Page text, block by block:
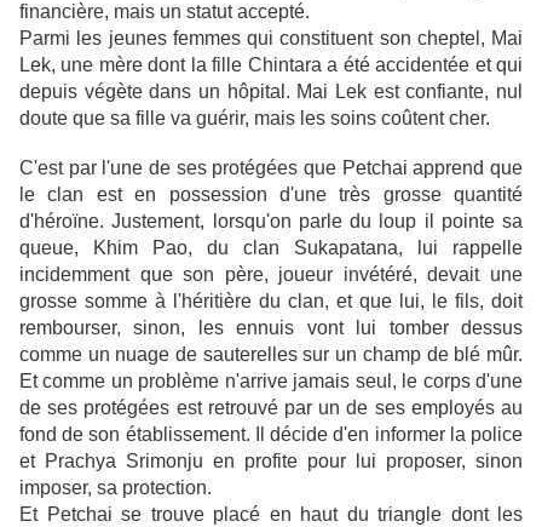
financière, mais un statut accepté.
Parmi les jeunes femmes qui constituent son cheptel, Mai
Lek, une mère dont la fille Chintara a été accidentée et qui
depuis végète dans un hôpital. Mai Lek est confiante, nul
doute que sa fille va guérir, mais les soins coûtent cher.
C'est par l'une de ses protégées que Petchai apprend que
le clan est en possession d'une très grosse quantité
d'héroïne. Justement, lorsqu'on parle du loup il pointe sa
queue, Khim Pao, du clan Sukapatana, lui rappelle
incidemment que son père, joueur invétéré, devait une
grosse somme à l'héritière du clan, et que lui, le fils, doit
rembourser, sinon, les ennuis vont lui tomber dessus
comme un nuage de sauterelles sur un champ de blé mûr.
Et comme un problème n'arrive jamais seul, le corps d'une
de ses protégées est retrouvé par un de ses employés au
fond de son établissement. Il décide d'en informer la police
et Prachya Srimonju en profite pour lui proposer, sinon
imposer, sa protection.
Et Petchai se trouve placé en haut du triangle dont les